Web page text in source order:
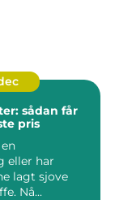
sådan får
pris
eller har
lagt sjove
Nå...